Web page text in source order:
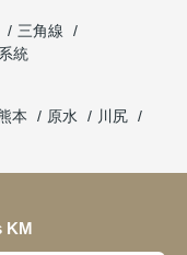
三角線
統
本 原水
川尻
KM